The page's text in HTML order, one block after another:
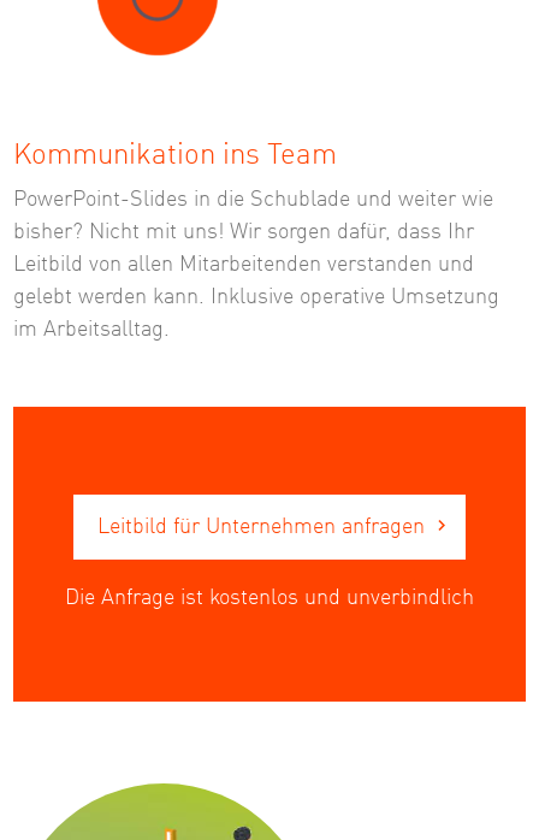
Kommunikation ins Team
PowerPoint-Slides in die Schublade und weiter wie
bisher? Nicht mit uns! Wir sorgen dafür, dass Ihr
Leitbild von allen Mitarbeitenden verstanden und
gelebt werden kann. Inklusive operative Umsetzung
im Arbeitsalltag.
Leitbild für Unternehmen anfragen
Die Anfrage ist kostenlos und unverbindlich